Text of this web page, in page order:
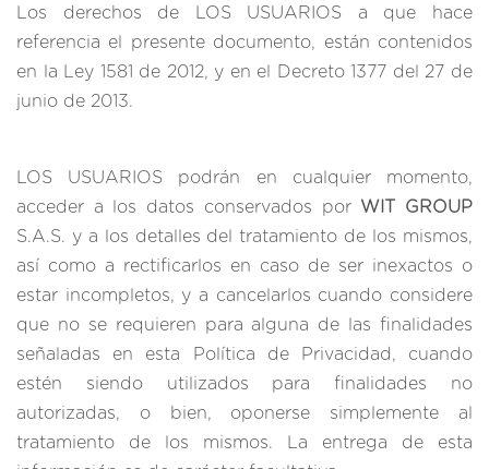
Los derechos de LOS USUARIOS a que hace
referencia el presente documento, están contenidos
en la
Ley 1581 de 2012, y en el Decreto 1377 del 27 de
junio de 2013.
LOS USUARIOS podrán en cualquier momento,
acceder a los datos conservados por WIT GROUP
S.A.S. y a los detalles del tratamiento de los mismos,
así como a rectificarlos en caso de ser inexactos o
estar incompletos, y a cancelarlos cuando considere
que no se requieren para alguna de las finalidades
señaladas en esta Política de Privacidad, cuando
estén siendo utilizados para finalidades no
autorizadas, o bien, oponerse simplemente al
tratamiento de los mismos. La entrega de esta